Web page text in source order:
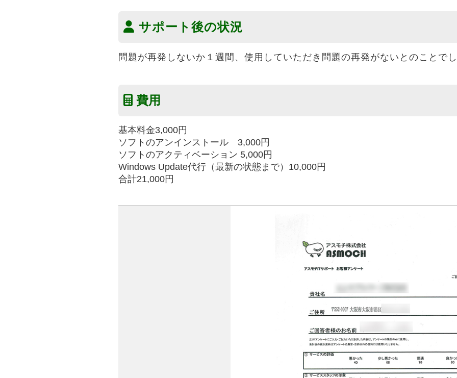
サポート後の状況
問題が再発しないか１週間、使用していただき問題の再発がないとのことで
費用
基本料金3,000円
ソフトのアンインストール 3,000円
ソフトのアクティベーション 5,000円
Windows Update代行（最新の状態まで）10,000円
合計21,000円